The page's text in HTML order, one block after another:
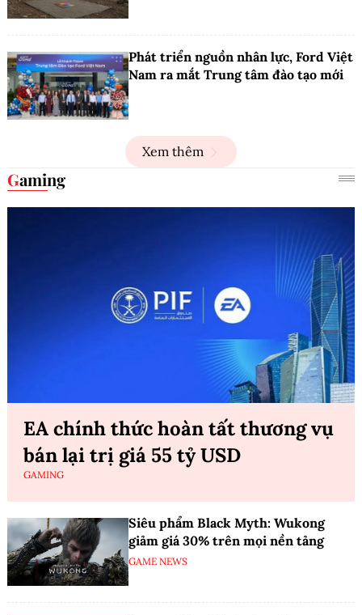
Phát triển nguồn nhân lực, Ford Việt
Nam ra mắt Trung tâm đào tạo mới
Xem thêm
Gaming
EA chính thức hoàn tất thương vụ
bán lại trị giá 55 tỷ USD
GAMING
Siêu phẩm Black Myth: Wukong
giảm giá 30% trên mọi nền tảng
GAME NEWS